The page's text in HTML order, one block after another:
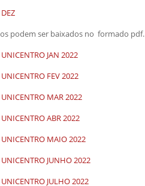
podem ser baixados no formado pdf.
UNICENTRO JAN 2022
UNICENTRO FEV 2022
UNICENTRO MAR 2022
UNICENTRO ABR 2022
UNICENTRO MAIO 2022
UNICENTRO JUNHO 2022
UNICENTRO JULHO 2022